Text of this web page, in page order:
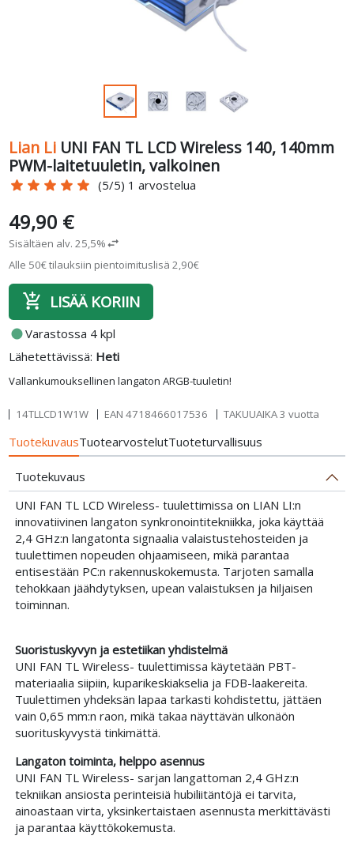
Lian Li UNI FAN TL LCD Wireless 140, 140mm
PWM-laitetuuletin, valkoinen
star star star star star (5/5) 1 arvostelua
Vallankumouksellinen langaton ARGB-tuuletin!
49,90 €
Sisältäen alv. 25,5%swap_horiz
Alle 50€ tilauksiin pientoimituslisä 2,90€
add_shopping_cart LISÄÄ KORIIN
fiber_manual_recordVarastossa 4 kpl
Lähetettävissä: Heti
14TLLCD1W1W EAN 4718466017536 TAKUUAIKA 3 vuotta
TuotekuvausTuotearvostelutTuoteturvallisuus
Tuotekuvaus
UNI FAN TL LCD Wireless- tuulettimissa on LIAN LI:n
innovatiivinen langaton synkronointitekniikka, joka käyttää
2,4 GHz:n langatonta signaalia valaistustehosteiden ja
tuulettimen nopeuden ohjaamiseen, mikä parantaa
entisestään PC:n rakennuskokemusta. Tarjoten samalla
tehokkaan jäähdytyksen, upean valaistuksen ja hiljaisen
toiminnan.
Suoristuskyvyn ja estetiikan yhdistelmä
UNI FAN TL Wireless- tuulettimissa käytetään PBT-
materiaalia siipiin, kuparikeskiakselia ja FDB-laakereita.
Tuulettimen yhdeksän lapaa tarkasti kohdistettu, jättäen
vain 0,65 mm:n raon, mikä takaa näyttävän ulkonäön
suorituskyvystä tinkimättä.
Langaton toiminta, helppo asennus
UNI FAN TL Wireless- sarjan langattoman 2,4 GHz:n
tekniikan ansiosta perinteisiä hubiliitäntöjä ei tarvita,
ainoastaan virta, yksinkertaistaen asennusta merkittävästi
ja parantaa käyttökokemusta.